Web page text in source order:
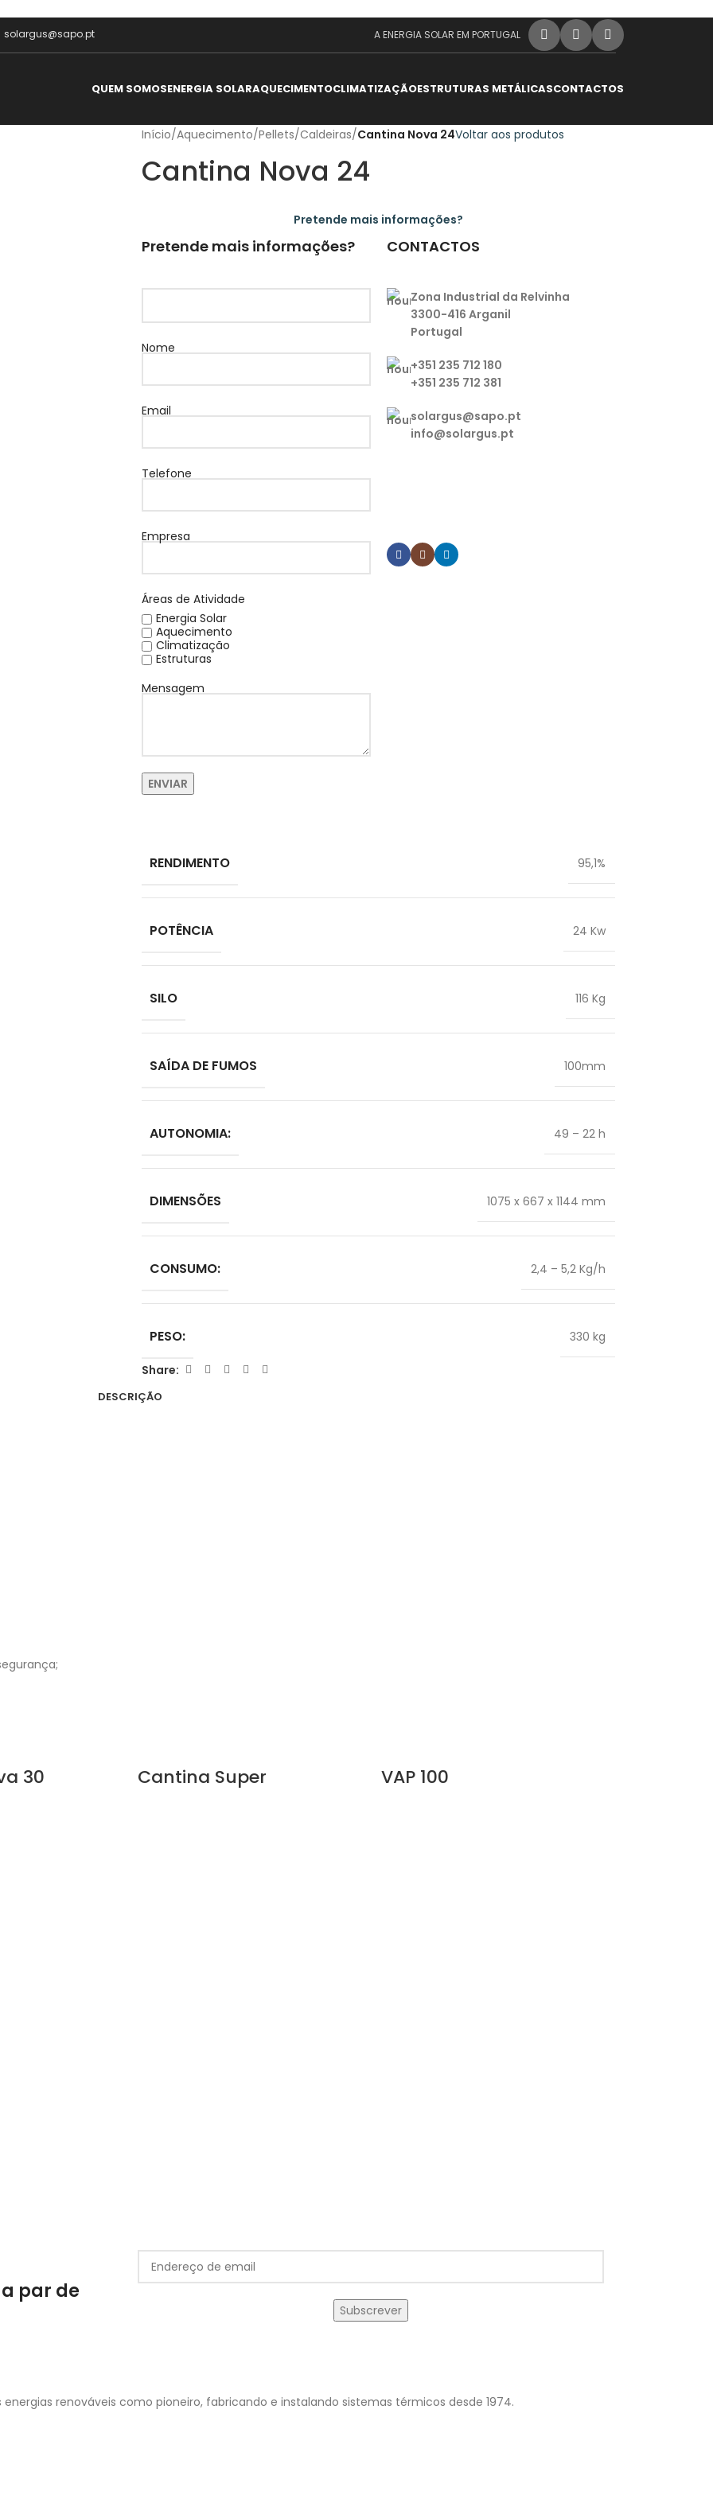
solargus@sapo.pt A ENERGIA SOLAR EM PORTUGAL
QUEM SOMOSENERGIA SOLARAQUECIMENTOCLIMATIZAÇÃOESTRUTURAS METÁLICASCONTACTOS
Início/Aquecimento/Pellets/Caldeiras/Cantina Nova 24Voltar aos produtos
Cantina Nova 24
Pretende mais informações?
Pretende mais informações?
Nome
Email
Telefone
Empresa
Áreas de Atividade
Energia Solar
Aquecimento
Climatização
Estruturas
Mensagem
CONTACTOS
Zona Industrial da Relvinha
3300-416 Arganil
Portugal
+351 235 712 180
+351 235 712 381
solargus@sapo.pt
info@solargus.pt
RENDIMENTO 95,1%
POTÊNCIA 24 Kw
SILO 116 Kg
SAÍDA DE FUMOS 100mm
AUTONOMIA: 49 – 22 h
DIMENSÕES 1075 x 667 x 1144 mm
CONSUMO: 2,4 – 5,2 Kg/h
PESO: 330 kg
Share:
DESCRIÇÃO
30 Cantina Super VAP 100
par de
renováveis como pioneiro, fabricando e instalando sistemas térmicos desde 1974.